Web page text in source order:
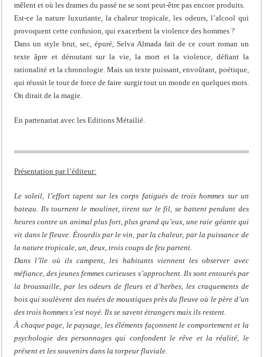
mêlent et où les drames du passé ne se sont peut-être pas encore produits.
Est-ce la nature luxuriante, la chaleur tropicale, les odeurs, l’alcool qui
provoquent cette confusion, qui exacerbent la violence des hommes ?
Dans un style brut, sec, épuré, Selva Almada fait de ce court roman un
texte âpre et déroutant sur la vie, la mort et la violence, défiant la
rationalité et la chronologie. Mais un texte puissant, envoûtant, poétique,
qui réussit le tour de force de faire surgir tout un monde en quelques mots.
On dirait de la magie.
En partenariat avec les Editions Métailié.
Présentation par l’éditeur:
Le soleil, l’effort tapent sur les corps fatigués de trois hommes sur un
bateau. Ils tournent le moulinet, tirent sur le fil, se battent pendant des
heures contre un animal plus fort, plus grand qu’eux, une raie géante qui
vit dans le fleuve. Étourdis par le vin, par la chaleur, par la puissance de
la nature tropicale, un, deux, trois coups de feu partent.
Dans l’île où ils campent, les habitants viennent les observer avec
méfiance, des jeunes femmes curieuses s’approchent. Ils sont entourés par
la broussaille, par les odeurs de fleurs et d’herbes, les craquements de
bois qui soulèvent des nuées de moustiques près du fleuve où le père d’un
des trois hommes s’est noyé. Ils se savent étrangers mais ils restent.
À chaque page, le paysage, les éléments façonnent le comportement et la
psychologie des personnages qui confondent le rêve et la réalité, le
présent et les souvenirs dans la torpeur fluviale.